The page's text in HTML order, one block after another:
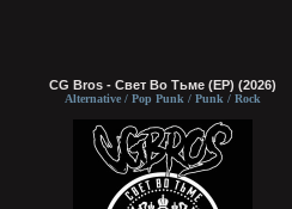
CG Bros - Свет Во Тьме (EP) (2026)
Alternative / Pop Punk / Punk / Rock